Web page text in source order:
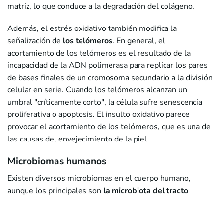
matriz, lo que conduce a la degradación del colágeno.
Además, el estrés oxidativo también modifica la
señalización de los telómeros. En general, el
acortamiento de los telómeros es el resultado de la
incapacidad de la ADN polimerasa para replicar los pares
de bases finales de un cromosoma secundario a la división
celular en serie. Cuando los telómeros alcanzan un
umbral "críticamente corto", la célula sufre senescencia
proliferativa o apoptosis. El insulto oxidativo parece
provocar el acortamiento de los telómeros, que es una de
las causas del envejecimiento de la piel.
Microbiomas humanos
Existen diversos microbiomas en el cuerpo humano,
aunque los principales son la microbiota del tracto